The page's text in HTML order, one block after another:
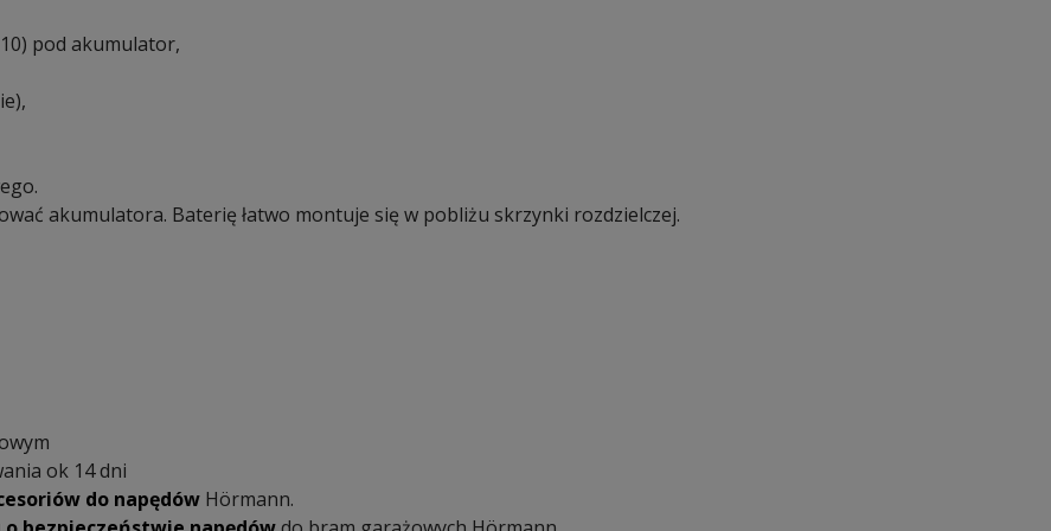
pod akumulator,
akumulatora. Baterię łatwo montuje się w pobliżu skrzynki rozdzielczej.
ok 14 dni
do napędów Hörmann.